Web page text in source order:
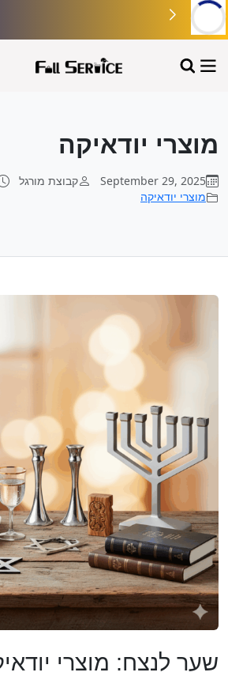
לתוכן
מוצרי יודאיקה
September 29, 2025 קבוצת מורגל
מוצרי יודאיקה
שער לנצח: מוצרי